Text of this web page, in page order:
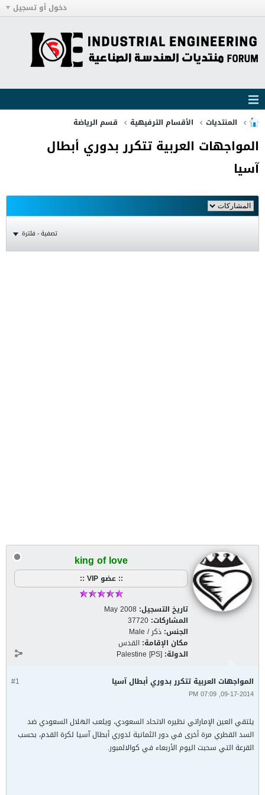
دخول أو تسجيل
المنتديات الأقسام الترفيهية قسم الرياضة
المواجهات العربية تتكرر بدوري أبطال
آسيا
تصفية - فلترة
king of love
:: عضو VIP ::
تاريخ التسجيل: May 2008
المشاركات: 37720
الجنس: ذكر / Male
مكان الإقامة: القدس
الدولة: Palestine [PS]
#1 المواجهات العربية تتكرر بدوري أبطال آسيا
09-17-2014, 07:09 PM
يلتقي العين الإماراتي نظيره الاتحاد السعودي، ويلعب الهلال السعودي ضد
السد القطري مرة أخرى في دور الثمانية لدوري أبطال آسيا لكرة القدم، بحسب
القرعة التي سحبت اليوم الأربعاء في كوالالمبور.